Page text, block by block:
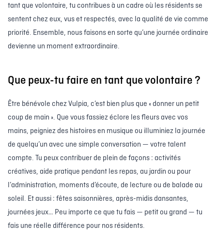
tant que volontaire, tu contribues à un cadre où les résidents se
sentent chez eux, vus et respectés, avec la qualité de vie comme
priorité. Ensemble, nous faisons en sorte qu’une journée ordinaire
devienne un moment extraordinaire.
Que peux-tu faire en tant que volontaire ?
Être bénévole chez Vulpia, c’est bien plus que « donner un petit
coup de main ». Que vous fassiez éclore les fleurs avec vos
mains, peigniez des histoires en musique ou illuminiez la journée
de quelqu’un avec une simple conversation — votre talent
compte. Tu peux contribuer de plein de façons : activités
créatives, aide pratique pendant les repas, au jardin ou pour
l’administration, moments d’écoute, de lecture ou de balade au
soleil. Et aussi : fêtes saisonnières, après-midis dansantes,
journées jeux… Peu importe ce que tu fais — petit ou grand — tu
fais une réelle différence pour nos résidents.